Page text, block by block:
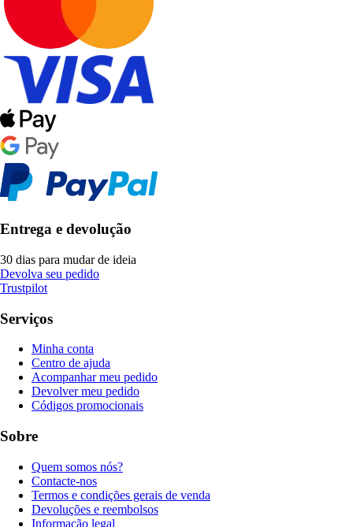
Entrega e devolução
30 dias para mudar de ideia
Devolva seu pedido
Trustpilot
Serviços
Minha conta
Centro de ajuda
Acompanhar meu pedido
Devolver meu pedido
Códigos promocionais
Sobre
Quem somos nós?
Contacte-nos
Termos e condições gerais de venda
Devoluções e reembolsos
Informação legal